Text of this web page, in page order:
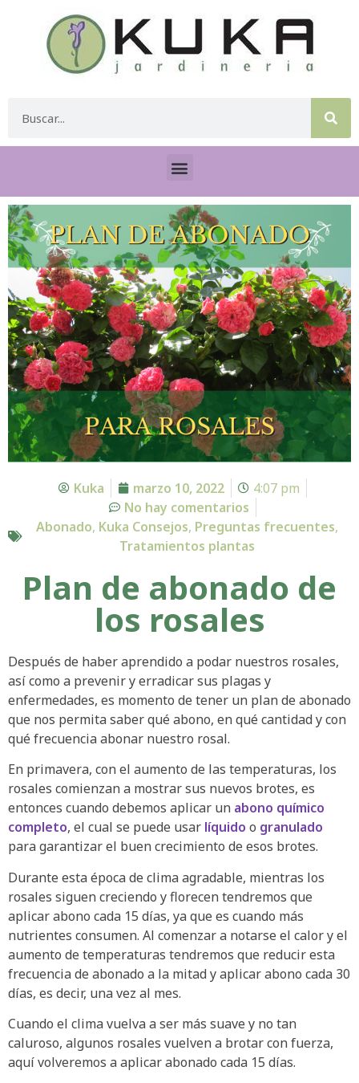
Kuka marzo 10, 2022
4:07 pm
No hay comentarios
Abonado, Kuka Consejos, Preguntas frecuentes,
Tratamientos plantas
Plan de abonado de
los rosales
Después de haber aprendido a podar nuestros rosales,
así como a prevenir y erradicar sus plagas y
enfermedades, es momento de tener un plan de abonado
que nos permita saber qué abono, en qué cantidad y con
qué frecuencia abonar nuestro rosal.
En primavera, con el aumento de las temperaturas, los
rosales comienzan a mostrar sus nuevos brotes, es
entonces cuando debemos aplicar un abono químico
completo, el cual se puede usar líquido o granulado
para garantizar el buen crecimiento de esos brotes.
Durante esta época de clima agradable, mientras los
rosales siguen creciendo y florecen tendremos que
aplicar abono cada 15 días, ya que es cuando más
nutrientes consumen. Al comenzar a notarse el calor y el
aumento de temperaturas tendremos que reducir esta
frecuencia de abonado a la mitad y aplicar abono cada 30
días, es decir, una vez al mes.
Cuando el clima vuelva a ser más suave y no tan
caluroso, algunos rosales vuelven a brotar con fuerza,
aquí volveremos a aplicar abonado cada 15 días.